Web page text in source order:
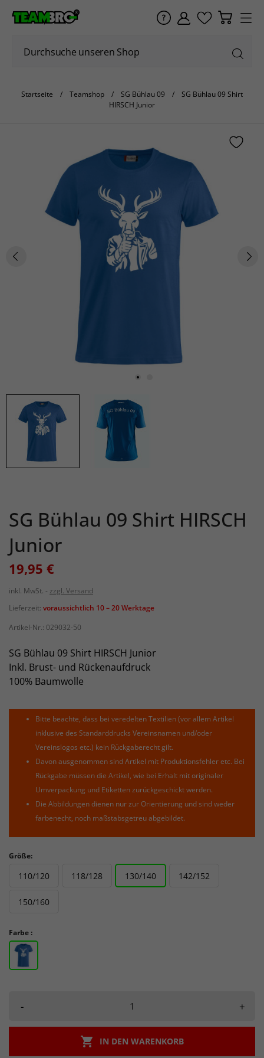
Startseite Teamshop SG Bühlau 09
SG Bühlau 09 Shirt
HIRSCH Junior
SG Bühlau 09 Shirt HIRSCH
Junior
19,95 €
inkl. MwSt.
zzgl. Versand
Lieferzeit: voraussichtlich 10 – 20 Werktage
Artikel-Nr.: 029032-50
SG Bühlau 09 Shirt HIRSCH Junior
Inkl. Brust- und Rückenaufdruck
100% Baumwolle
Bitte beachte, dass bei veredelten Textilien (vor allem Artikel
inklusive des Standarddrucks Vereinsnamen und/oder
Vereinslogos etc.) kein Rückgaberecht gilt.
Davon ausgenommen sind Artikel mit Produktionsfehler etc. Bei
Rückgabe müssen die Artikel, wie bei Erhalt mit originaler
Umverpackung und Etiketten zurückgeschickt werden.
Die Abbildungen dienen nur zur Orientierung und sind weder
farbenecht, noch maßstabsgetreu abgebildet.
Größe:
110/120 118/128 130/140 142/152
150/160
Farbe :
- +
 IN DEN WARENKORB